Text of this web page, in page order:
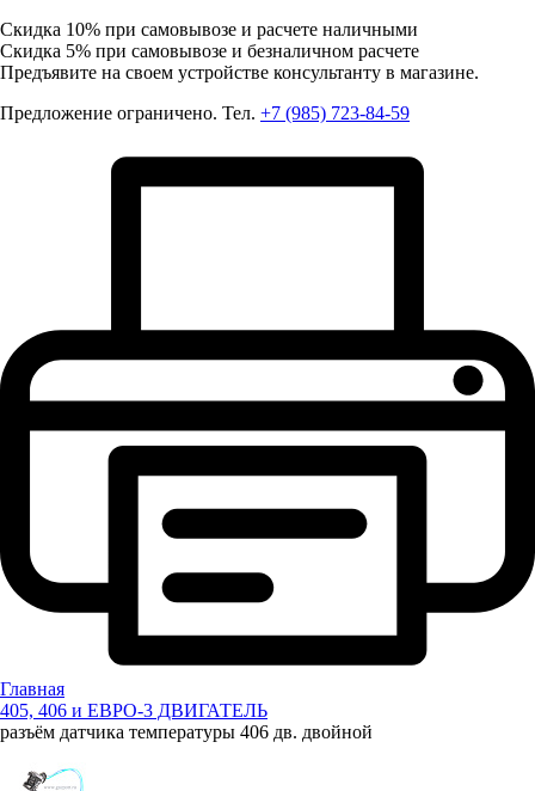
Скидка 10% при самовывозе и расчете наличными
Скидка 5% при самовывозе и безналичном расчете
Предъявите на своем устройстве консультанту в магазине.
Предложение ограничено. Тел. +7 (985) 723-84-59
Главная
405, 406 и ЕВРО-3 ДВИГАТЕЛЬ
разъём датчика температуры 406 дв. двойной